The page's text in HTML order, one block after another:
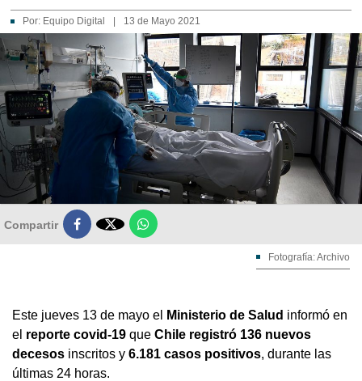
Por: Equipo Digital 13 de Mayo 2021
Compartir 
Fotografía: Archivo
Este jueves 13 de mayo el Ministerio de Salud informó en
el reporte covid-19 que Chile registró 136 nuevos
decesos inscritos y 6.181 casos positivos, durante las
últimas 24 horas.